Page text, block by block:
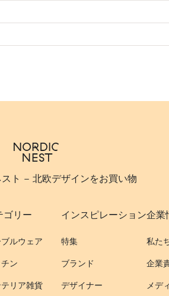
スト - 北欧デザインをお買い物
ゴリー
ルウェア
ン
リア雑貨
インスピレーション
特集
ブランド
デザイナー
企業
私た
企業
メデ